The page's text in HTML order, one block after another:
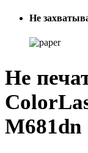
Не
Не
M681dn